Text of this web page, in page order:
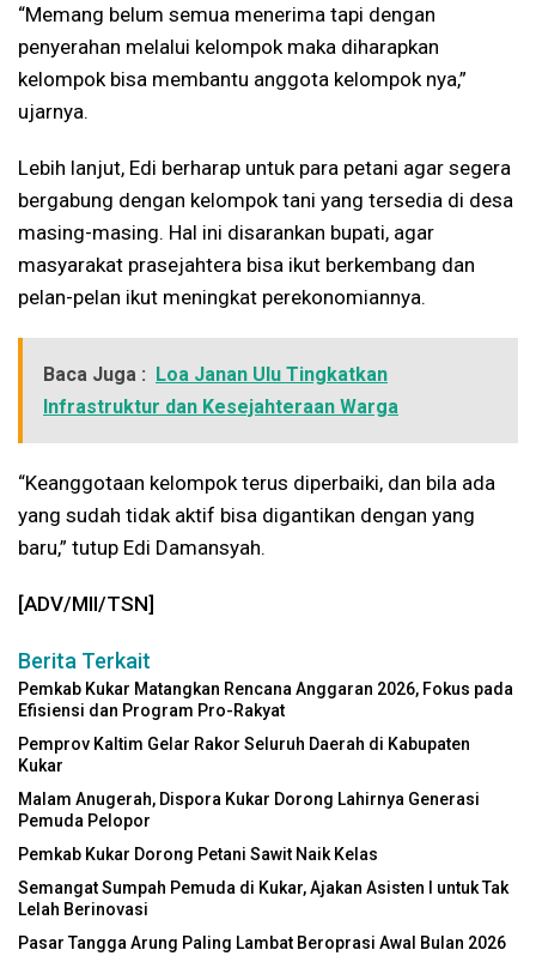
“Memang belum semua menerima tapi dengan
penyerahan melalui kelompok maka diharapkan
kelompok bisa membantu anggota kelompok nya,”
ujarnya.
Lebih lanjut, Edi berharap untuk para petani agar segera
bergabung dengan kelompok tani yang tersedia di desa
masing-masing. Hal ini disarankan bupati, agar
masyarakat prasejahtera bisa ikut berkembang dan
pelan-pelan ikut meningkat perekonomiannya.
Baca Juga : Loa Janan Ulu Tingkatkan
Infrastruktur dan Kesejahteraan Warga
“Keanggotaan kelompok terus diperbaiki, dan bila ada
yang sudah tidak aktif bisa digantikan dengan yang
baru,” tutup Edi Damansyah.
[ADV/MII/TSN]
Berita Terkait
Pemkab Kukar Matangkan Rencana Anggaran 2026, Fokus pada
Efisiensi dan Program Pro-Rakyat
Pemprov Kaltim Gelar Rakor Seluruh Daerah di Kabupaten
Kukar
Malam Anugerah, Dispora Kukar Dorong Lahirnya Generasi
Pemuda Pelopor
Pemkab Kukar Dorong Petani Sawit Naik Kelas
Semangat Sumpah Pemuda di Kukar, Ajakan Asisten I untuk Tak
Lelah Berinovasi
Pasar Tangga Arung Paling Lambat Beroprasi Awal Bulan 2026